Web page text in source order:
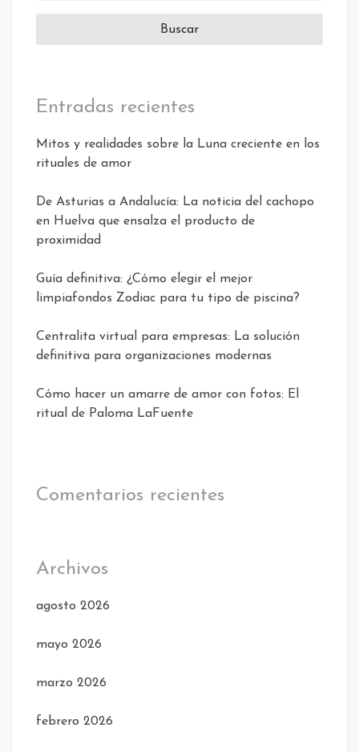
Entradas recientes
Mitos y realidades sobre la Luna creciente en los
rituales de amor
De Asturias a Andalucía: La noticia del cachopo
en Huelva que ensalza el producto de
proximidad
Guía definitiva: ¿Cómo elegir el mejor
limpiafondos Zodiac para tu tipo de piscina?
Centralita virtual para empresas: La solución
definitiva para organizaciones modernas
Cómo hacer un amarre de amor con fotos: El
ritual de Paloma LaFuente
Comentarios recientes
Archivos
agosto 2026
mayo 2026
marzo 2026
febrero 2026